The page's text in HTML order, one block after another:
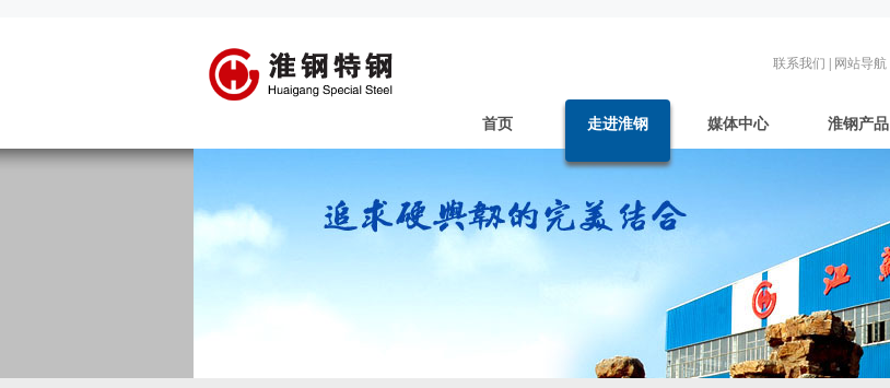
联系我们 网站导航
首页 走进淮钢 媒体中心 淮钢产品